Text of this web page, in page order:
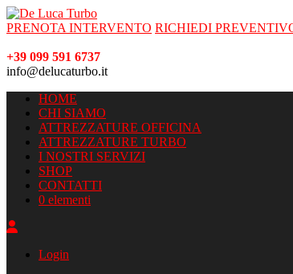
PRENOTA INTERVENTO RICHIEDI
+39 099 591 6737
info@delucaturbo.it
HOME
CHI SIAMO
ATTREZZATURE OFFICINA
ATTREZZATURE TURBO
I NOSTRI SERVIZI
SHOP
CONTATTI
0 elementi
Login